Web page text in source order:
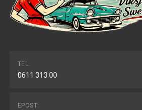
TEL.
0611 313 00
EPOST: